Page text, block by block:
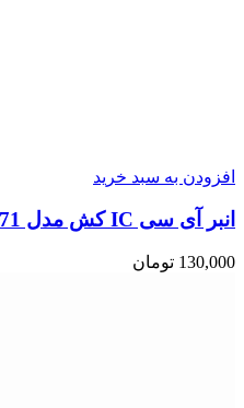
افزودن به سبد خرید
انبر آی سی IC کش مدل 1471
130,000 تومان